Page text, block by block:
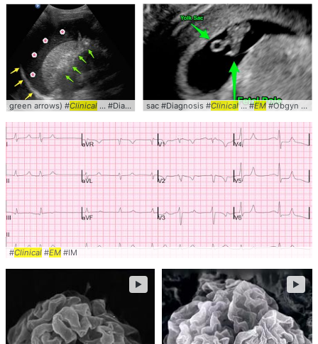
green arrows) #Clinical ... #Diagnosis # EM
sac #Diagnosis #Clinical... #EM#Obgyn #Radiology
#Clinical #EM #IM
► ►